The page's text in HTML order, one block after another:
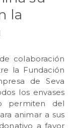
la
colaboración
la Fundación
de Seva
los envases
permiten del
animar a sus
a favor